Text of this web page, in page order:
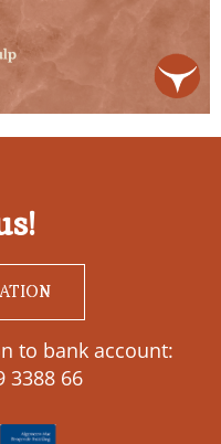
to bank account:
3388 66